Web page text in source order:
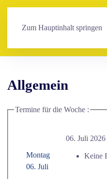
Zum Hauptinhalt springen
Allgemein
Termine für die Woche :
06. Juli
Montag
06. Juli
Keine